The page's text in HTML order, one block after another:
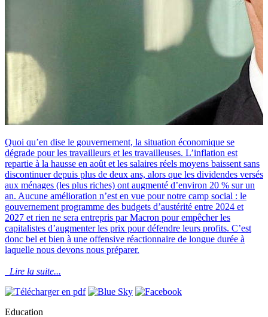
Quoi qu’en dise le gouvernement, la situation économique se
dégrade pour les travailleurs et les travailleuses. L’inflation est
repartie à la hausse en août et les salaires réels moyens baissent sans
discontinuer depuis plus de deux ans, alors que les dividendes versés
aux ménages (les plus riches) ont augmenté d’environ 20 % sur un
an. Aucune amélioration n’est en vue pour notre camp social : le
gouvernement programme des budgets d’austérité entre 2024 et
2027 et rien ne sera entrepris par Macron pour empêcher les
capitalistes d’augmenter les prix pour défendre leurs profits. C’est
donc bel et bien à une offensive réactionnaire de longue durée à
laquelle nous devons nous préparer.
Lire la suite...
Education